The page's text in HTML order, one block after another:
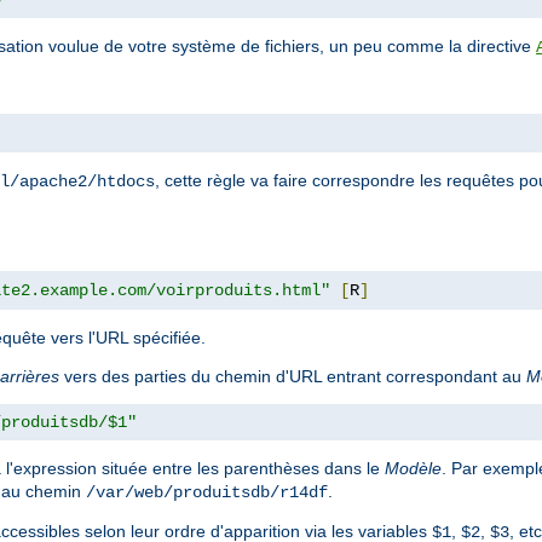
voulue de votre système de fichiers, un peu comme la directive
htdocs , cette règle va faire correspondre les requêtes
voirproduits.html" [R]
vers l'URL spécifiée.
vers des parties du chemin d'URL entrant correspondant au
$1"
située entre les parenthèses dans le Modèle . Par
chemin /var/web/produitsdb/r14df
selon leur ordre d'apparition via les variables $1 $2 $3 ,